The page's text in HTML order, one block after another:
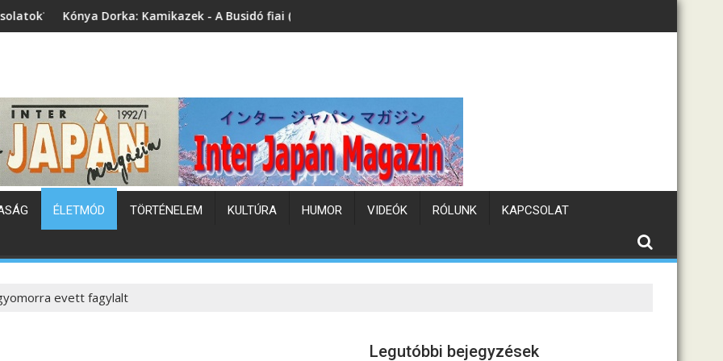
Kamikazek - A Busidó fiai (könyvbemutató)Japán hőhullám
ÉLETMÓD TÖRTÉNELEM KULTÚRA HUMOR VIDEÓK RÓLUNK KAPCSOLAT
evett fagylalt
Legutóbbi bejegyzések